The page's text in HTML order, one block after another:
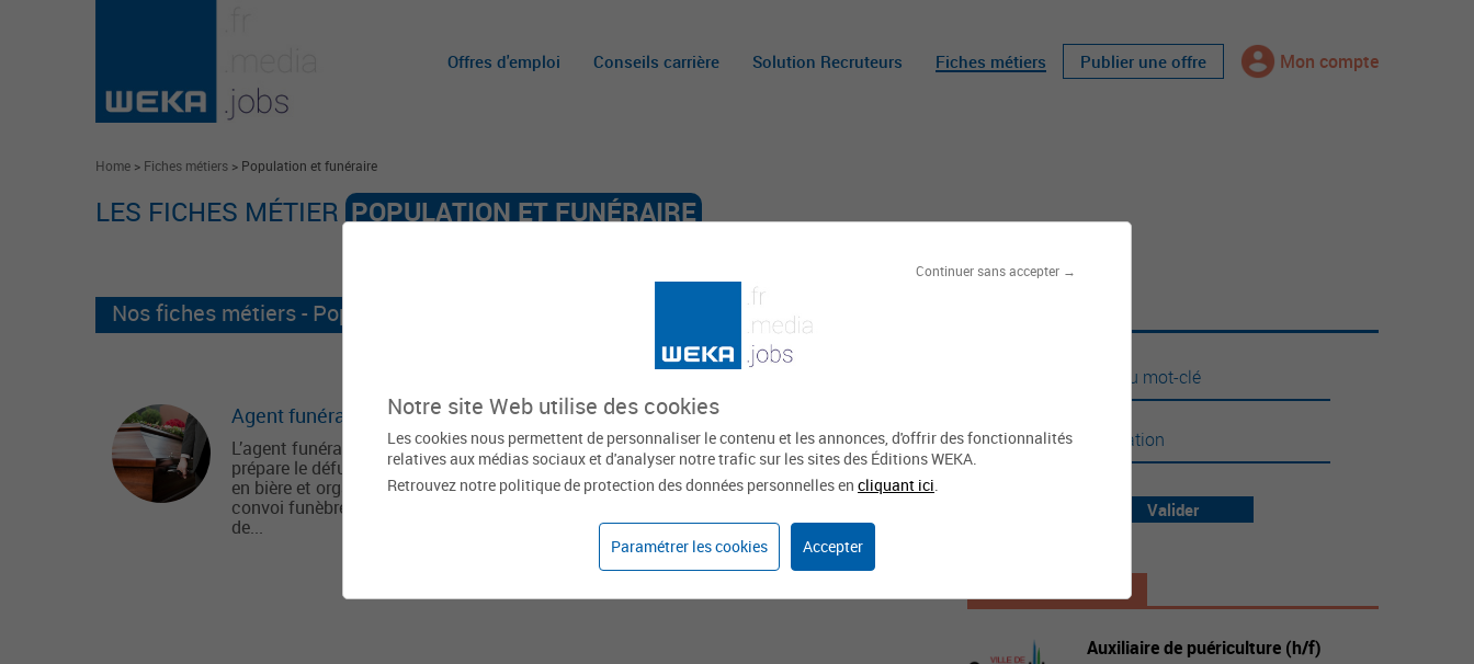
Continuer sans accepter →
Notre site Web utilise des cookies
Les cookies nous permettent de personnaliser le contenu et les annonces, d'offrir des fonctionnalités
relatives aux médias sociaux et d'analyser notre trafic sur les sites des Éditions WEKA.
Retrouvez notre politique de protection des données personnelles en cliquant ici
Paramétrer les cookies Accepter
Offres d'emploi Conseils carrière Solution Recruteurs Fiches métiers Publier une offre Mon compte
Home > Fiches métiers > Population et funéraire
LES FICHES MÉTIER POPULATION ET FUNÉRAIRE
Nos fiches métiers - Population et funéraire
Agent funéraire
L’agent funéraire est celui qui
prépare le défunt, effectue la mise
en bière et organise la traversée du
convoi funèbre de l’office au lieu
de...
Officier d'état civil
L’officier d’état civil est un
fonctionnaire au poste
indispensable à toute mairie.
Valider
Offres à la Une
Auxiliaire de puériculture (h/f)